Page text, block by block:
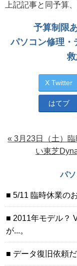
上記記事と同予算
予算制限
パソコン修理・
X Twitter
はてブ
« 3月23日（土）
い東芝
パ
5/11 臨時休業の
2011年モデル？
が...。
データ復旧依頼